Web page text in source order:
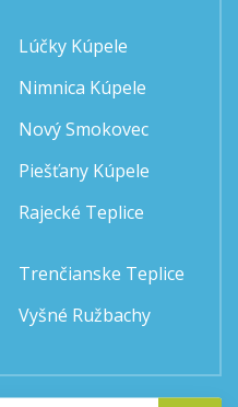
Lúčky Kúpele
Nimnica Kúpele
Nový Smokovec
Piešťany Kúpele
Rajecké Teplice
Trenčianske Teplice
Vyšné Ružbachy